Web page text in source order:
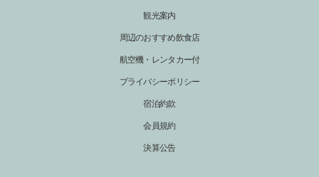
観光案内
周辺のおすすめ飲食店
航空機・レンタカー付
プライバシーポリシー
宿泊約款
会員規約
決算公告